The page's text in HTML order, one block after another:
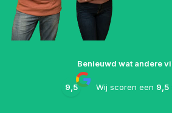
Benieuwd wat andere
9,5 Wij scoren een 9,5